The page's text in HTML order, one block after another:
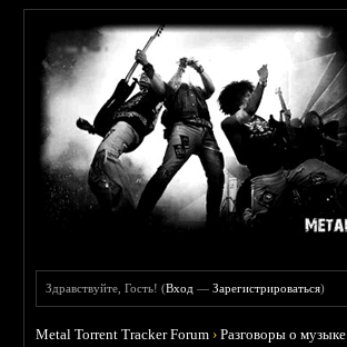
Здравствуйте, Гость! (Вход —Зарегистрироваться)
Metal Torrent Tracker Forum ›Разговоры о музыке